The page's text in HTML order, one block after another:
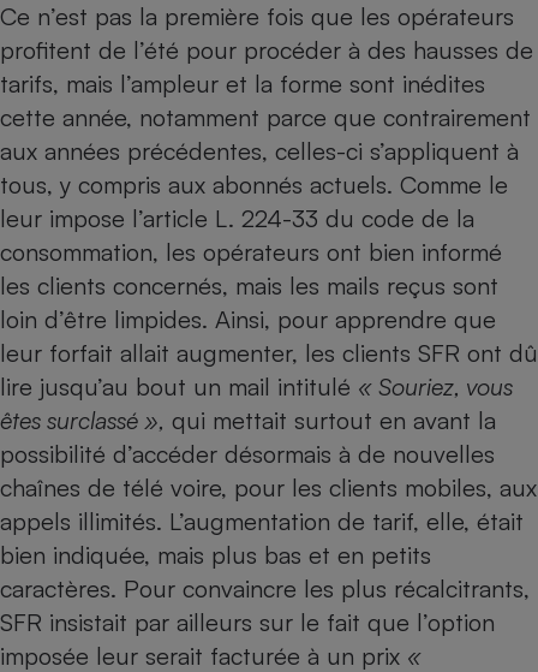
Ce n’est pas la première fois que les opérateurs
profitent de l’été pour procéder à des hausses de
tarifs, mais l’ampleur et la forme sont inédites
cette année, notamment parce que contrairement
aux années précédentes, celles-ci s’appliquent à
tous, y compris aux abonnés actuels. Comme le
leur impose l’article L. 224-33 du code de la
consommation, les opérateurs ont bien informé
les clients concernés, mais les mails reçus sont
loin d’être limpides. Ainsi, pour apprendre que
leur forfait allait augmenter, les clients SFR ont dû
lire jusqu’au bout un mail intitulé « Souriez, vous
êtes surclassé », qui mettait surtout en avant la
possibilité d’accéder désormais à de nouvelles
chaînes de télé voire, pour les clients mobiles, aux
appels illimités. L’augmentation de tarif, elle, était
bien indiquée, mais plus bas et en petits
caractères. Pour convaincre les plus récalcitrants,
SFR insistait par ailleurs sur le fait que l’option
imposée leur serait facturée à un prix «
Climatiseur -
Ventilateur
Cafetière à expressos
Robot ménager
Antivirus